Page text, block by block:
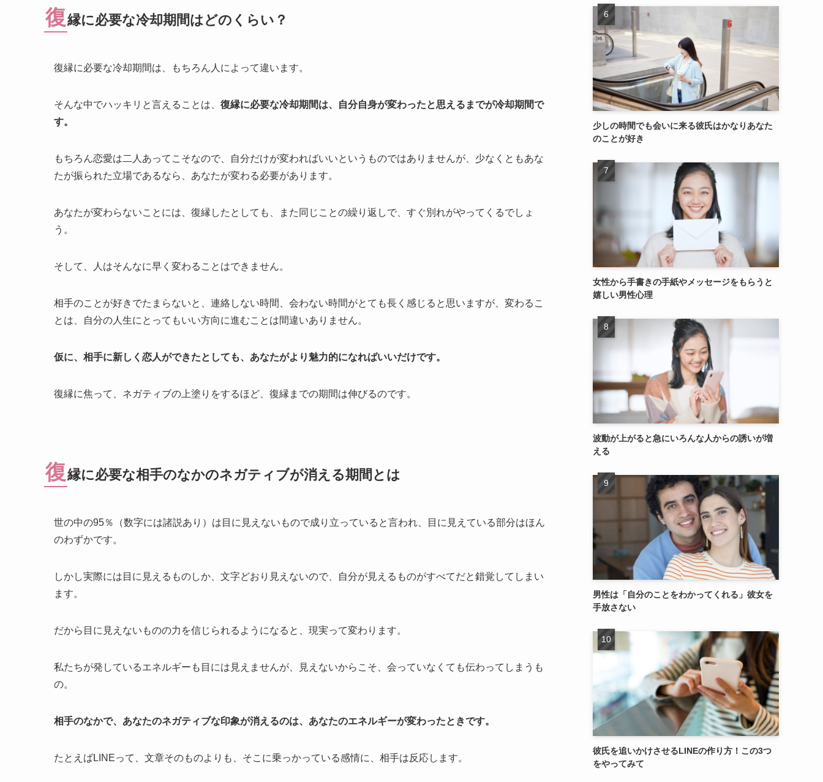
復縁に必要な冷却期間はどのくらい？
復縁に必要な冷却期間は、もちろん人によって違います。
そんな中でハッキリと言えることは、 復縁に必要な冷却期間は、自分自身が変わったと思えるまでが冷却期間で
す。
もちろん恋愛は二人あってこそなので、自分だけが変わればいいというものではありませんが、少なくともあな
たが振られた立場であるなら、あなたが変わる必要があります。
あなたが変わらないことには、復縁したとしても、また同じことの繰り返しで、すぐ別れがやってくるでしょ
う。
そして、人はそんなに早く変わることはできません。
相手のことが好きでたまらないと、連絡しない時間、会わない時間がとても長く感じると思いますが、変わるこ
とは、自分の人生にとってもいい方向に進むことは間違いありません。
仮に、相手に新しく恋人ができたとしても、あなたがより魅力的になればいいだけです。
復縁に焦って、ネガティブの上塗りをするほど、復縁までの期間は伸びるのです。
復縁に必要な相手のなかのネガティブが消える期間とは
世の中の95％（数字には諸説あり）は目に見えないもので成り立っていると言われ、目に見えている部分はほん
のわずかです。
しかし実際には目に見えるものしか、文字どおり見えないので、自分が見えるものがすべてだと錯覚してしまい
ます。
だから目に見えないものの力を信じられるようになると、現実って変わります。
私たちが発しているエネルギーも目には見えませんが、見えないからこそ、会っていなくても伝わってしまうも
の。
相手のなかで、あなたのネガティブな印象が消えるのは、あなたのエネルギーが変わったときです。
たとえばLINEって、文章そのものよりも、そこに乗っかっている感情に、相手は反応します。
少しの時間でも会いに来る彼氏はかなりあなた
のことが好き
女性から手書きの手紙やメッセージをもらうと
嬉しい男性心理
波動が上がると急にいろんな人からの誘いが増
える
男性は「自分のことをわかってくれる」彼女を
手放さない
彼氏を追いかけさせるLINEの作り方！この3つ
をやってみて